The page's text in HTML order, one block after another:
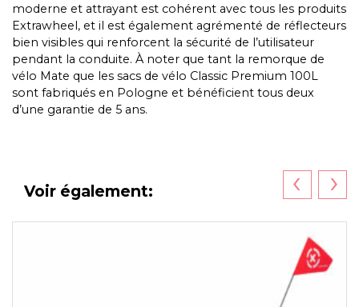
moderne et attrayant est cohérent avec tous les produits
Extrawheel, et il est également agrémenté de réflecteurs
bien visibles qui renforcent la sécurité de l’utilisateur
pendant la conduite. À noter que tant la remorque de
vélo Mate que les sacs de vélo Classic Premium 100L
sont fabriqués en Pologne et bénéficient tous deux
d’une garantie de 5 ans.
Voir également: ‹ ›